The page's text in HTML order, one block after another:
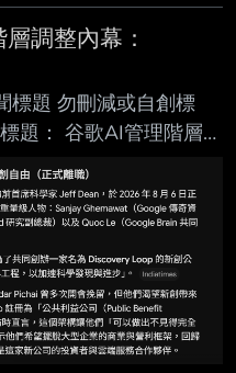
6656/9678199 : 發
3天新聞 : 2026-8-7 : 記
容： : 賴清德總統7日
工會2026年度全國模
示 : ，勞工是台灣經濟
調整內幕：
標題 勿刪減或自創標
題： 谷歌AI管理階層調
Jeff Dean同時離職，
留 原文連結：
id/6566606 發布時
名：BlockBeats 律動
消息，8 月 8 日，
創始人 Demis
Dean 在同一時間